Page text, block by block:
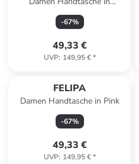
Wollweiss
-67%
49,33 €
UVP: 149,95 €*
FELIPA
Damen Handtasche in Pink
-67%
49,33 €
UVP: 149,95 €*